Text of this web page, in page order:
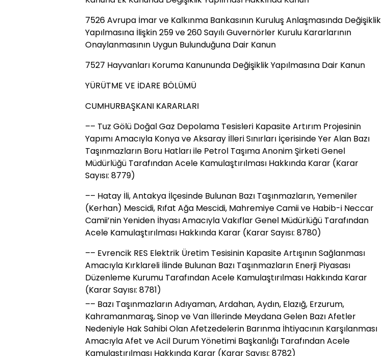
7526 Avrupa İmar ve Kalkınma Bankasının Kuruluş Anlaşmasında Değişiklik
Yapılmasına İlişkin 259 ve 260 Sayılı Guvernörler Kurulu Kararlarının
Onaylanmasının Uygun Bulunduğuna Dair Kanun
7527 Hayvanları Koruma Kanununda Değişiklik Yapılmasına Dair Kanun
YÜRÜTME VE İDARE BÖLÜMÜ
CUMHURBAŞKANI KARARLARI
–– Tuz Gölü Doğal Gaz Depolama Tesisleri Kapasite Artırım Projesinin
Yapımı Amacıyla Konya ve Aksaray İlleri Sınırları İçerisinde Yer Alan Bazı
Taşınmazların Boru Hatları ile Petrol Taşıma Anonim Şirketi Genel
Müdürlüğü Tarafından Acele Kamulaştırılması Hakkında Karar (Karar
Sayısı: 8779)
–– Hatay İli, Antakya İlçesinde Bulunan Bazı Taşınmazların, Yemeniler
(Kerhan) Mescidi, Rıfat Ağa Mescidi, Mahremiye Camii ve Habib-i Neccar
Camii’nin Yeniden İhyası Amacıyla Vakıflar Genel Müdürlüğü Tarafından
Acele Kamulaştırılması Hakkında Karar (Karar Sayısı: 8780)
–– Evrencik RES Elektrik Üretim Tesisinin Kapasite Artışının Sağlanması
Amacıyla Kırklareli İlinde Bulunan Bazı Taşınmazların Enerji Piyasası
Düzenleme Kurumu Tarafından Acele Kamulaştırılması Hakkında Karar
(Karar Sayısı: 8781)
–– Bazı Taşınmazların Adıyaman, Ardahan, Aydın, Elazığ, Erzurum,
Kahramanmaraş, Sinop ve Van İllerinde Meydana Gelen Bazı Afetler
Nedeniyle Hak Sahibi Olan Afetzedelerin Barınma İhtiyacının Karşılanması
Amacıyla Afet ve Acil Durum Yönetimi Başkanlığı Tarafından Acele
Kamulaştırılması Hakkında Karar (Karar Sayısı: 8782)